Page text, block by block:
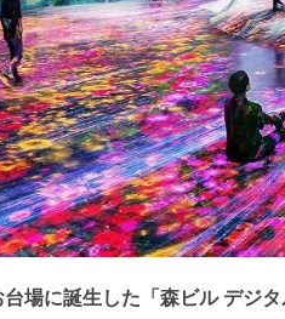
場に誕生した「森ビル デジ